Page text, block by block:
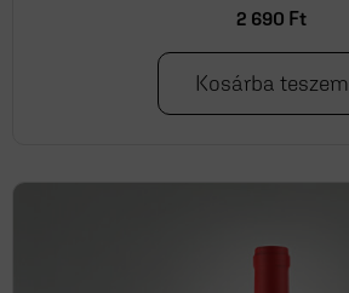
2 690 Ft
Kosárba teszem